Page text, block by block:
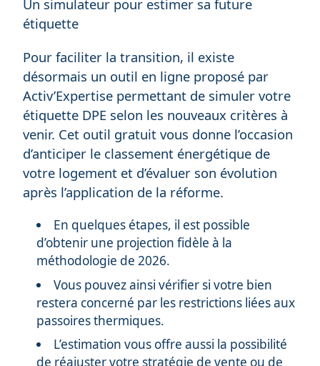
Un simulateur pour estimer sa future
étiquette
Pour faciliter la transition, il existe
désormais un outil en ligne proposé par
Activ’Expertise permettant de simuler votre
étiquette DPE selon les nouveaux critères à
venir. Cet outil gratuit vous donne l’occasion
d’anticiper le classement énergétique de
votre logement et d’évaluer son évolution
après l’application de la réforme.
En quelques étapes, il est possible
d’obtenir une projection fidèle à la
méthodologie de 2026.
Vous pouvez ainsi vérifier si votre bien
restera concerné par les restrictions liées aux
passoires thermiques.
L’estimation vous offre aussi la possibilité
de réajuster votre stratégie de vente ou de